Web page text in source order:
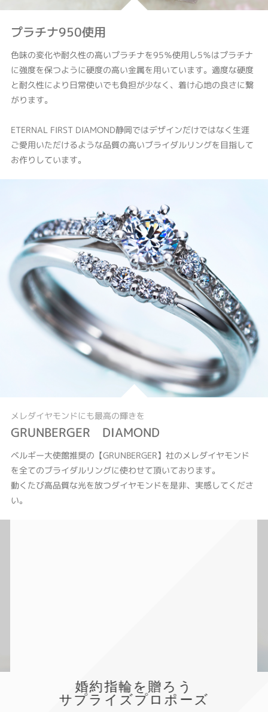
プラチナ950使用
色味の変化や耐久性の高いプラチナを95％使用し5％はプラチナ
に強度を保つように硬度の高い金属を用いています。適度な硬度
と耐久性により日常使いでも負担が少なく、着け心地の良さに繋
がります。
ETERNAL FIRST DIAMOND静岡ではデザインだけではなく生涯
ご愛用いただけるような品質の高いブライダルリングを目指して
お作りしています。
メレダイヤモンドにも最高の輝きを
GRUNBERGER DIAMOND
ベルギー大使館推奨の【GRUNBERGER】社のメレダイヤモンド
を全てのブライダルリングに使わせて頂いております。
動くたび高品質な光を放つダイヤモンドを是非、実感してくださ
い。
婚約指輪を贈ろう
サプライズプロポーズ